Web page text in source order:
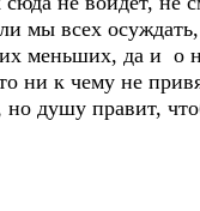
мы всех
меньших, да и о
ни к чему не
но душу правит,